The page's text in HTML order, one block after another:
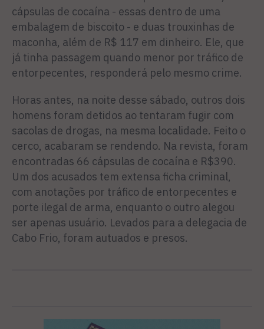
cápsulas de cocaína - essas dentro de uma
embalagem de biscoito - e duas trouxinhas de
maconha, além de R$ 117 em dinheiro. Ele, que
já tinha passagem quando menor por tráfico de
entorpecentes, responderá pelo mesmo crime.
Horas antes, na noite desse sábado, outros dois
homens foram detidos ao tentaram fugir com
sacolas de drogas, na mesma localidade. Feito o
cerco, acabaram se rendendo. Na revista, foram
encontradas 66 cápsulas de cocaína e R$390.
Um dos acusados tem extensa ficha criminal,
com anotações por tráfico de entorpecentes e
porte ilegal de arma, enquanto o outro alegou
ser apenas usuário. Levados para a delegacia de
Cabo Frio, foram autuados e presos.